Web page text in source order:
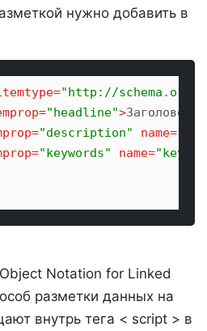
нужно добавить в
="http://schema.org/
="headline">Заголовок
="description" name=
="keywords" name=
Notation for Linked
разметки данных на
внутрь тега < script > в